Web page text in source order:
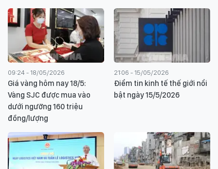
09:24 - 18/05/2026
Giá vàng hôm nay 18/5:
Vàng SJC được mua vào
dưới ngưỡng 160 triệu
đồng/lượng
21:06 - 15/05/2026
Điểm tin kinh tế thế giới nổi
bật ngày 15/5/2026